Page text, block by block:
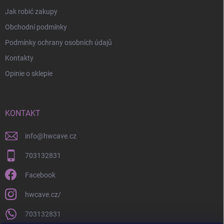
Jak robić zakupy
Obchodní podmínky
Podmínky ochrany osobních údajů
Kontakty
Opinie o sklepie
KONTAKT
info@hwcave.cz
703132831
Facebook
hwcave.cz/
703132831